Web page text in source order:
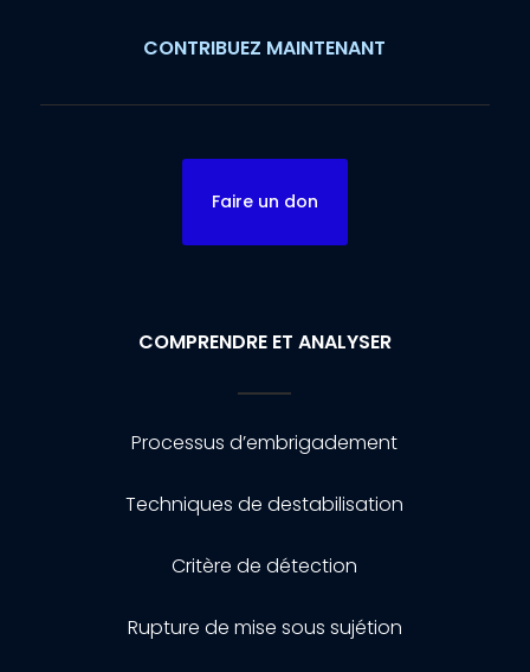
CONTRIBUEZ MAINTENANT
Faire un don
COMPRENDRE ET ANALYSER
Processus d’embrigadement
Techniques de destabilisation
Critère de détection
Rupture de mise sous sujétion